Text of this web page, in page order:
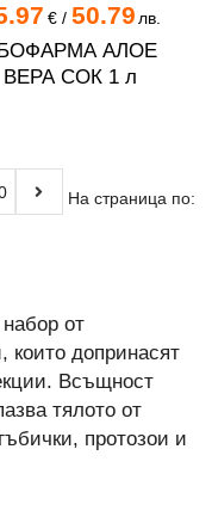
€/ 50.79 лв.
АЛОЕ
ВЕРА СОК 1 л
На страница по:
от
които допринасят
Всъщност
тялото от
протозои и